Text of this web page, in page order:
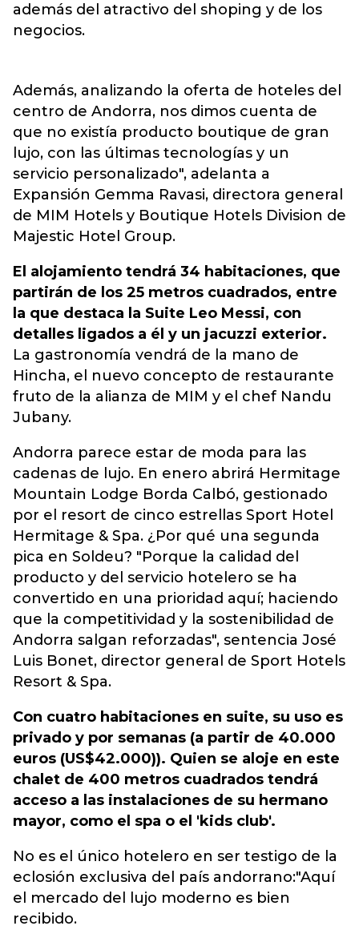
además del atractivo del shoping y de los
negocios.
Además, analizando la oferta de hoteles del
centro de Andorra, nos dimos cuenta de
que no existía producto boutique de gran
lujo, con las últimas tecnologías y un
servicio personalizado", adelanta a
Expansión Gemma Ravasi, directora general
de MIM Hotels y Boutique Hotels Division de
Majestic Hotel Group.
El alojamiento tendrá 34 habitaciones, que
partirán de los 25 metros cuadrados, entre
la que destaca la Suite Leo Messi, con
detalles ligados a él y un jacuzzi exterior.
La gastronomía vendrá de la mano de
Hincha, el nuevo concepto de restaurante
fruto de la alianza de MIM y el chef Nandu
Jubany.
Andorra parece estar de moda para las
cadenas de lujo. En enero abrirá Hermitage
Mountain Lodge Borda Calbó, gestionado
por el resort de cinco estrellas Sport Hotel
Hermitage & Spa. ¿Por qué una segunda
pica en Soldeu? "Porque la calidad del
producto y del servicio hotelero se ha
convertido en una prioridad aquí; haciendo
que la competitividad y la sostenibilidad de
Andorra salgan reforzadas", sentencia José
Luis Bonet, director general de Sport Hotels
Resort & Spa.
Con cuatro habitaciones en suite, su uso es
privado y por semanas (a partir de 40.000
euros (US$42.000)). Quien se aloje en este
chalet de 400 metros cuadrados tendrá
acceso a las instalaciones de su hermano
mayor, como el spa o el 'kids club'.
No es el único hotelero en ser testigo de la
eclosión exclusiva del país andorrano:"Aquí
el mercado del lujo moderno es bien
recibido.